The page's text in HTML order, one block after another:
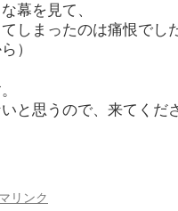
幕を見て、
しまったのは痛恨でし
）
と思うので、来てくだ
リンク